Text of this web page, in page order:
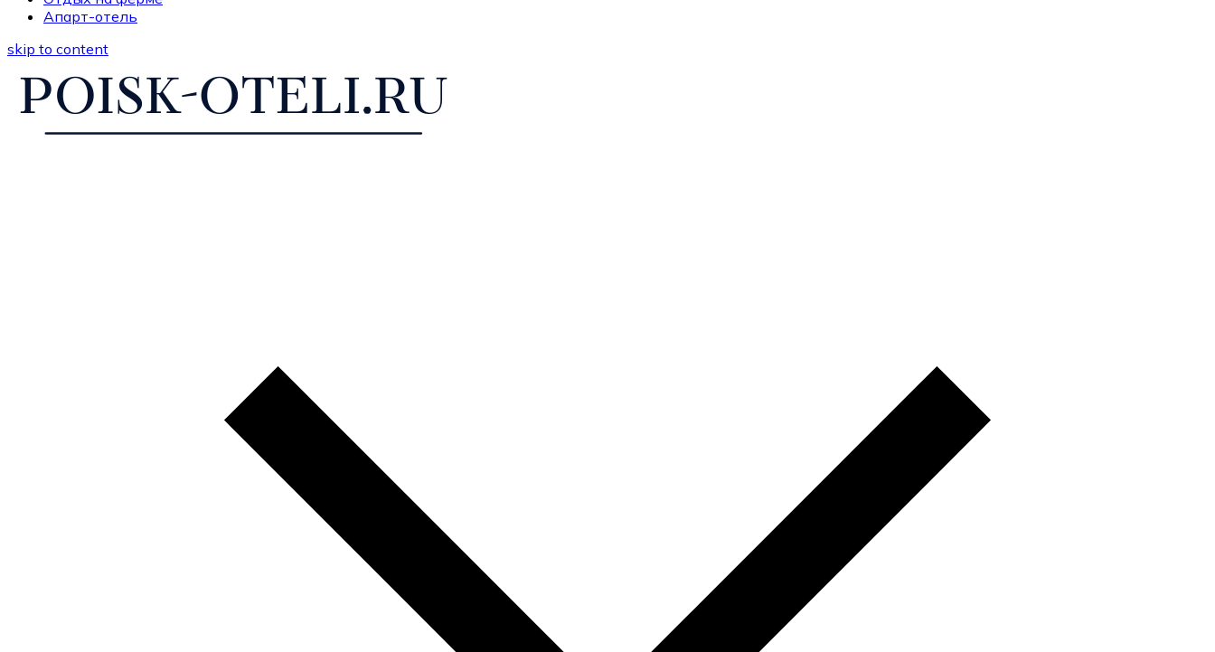
Апарт-отель
skip to content